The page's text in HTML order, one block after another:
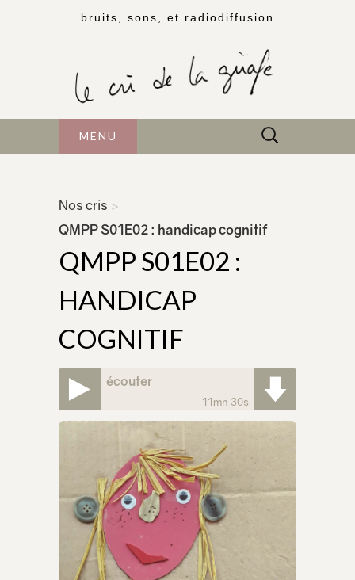
bruits, sons, et radiodiffusion
MENU Rechercher :
Nos cris >
QMPP S01E02 : handicap cognitif
QMPP S01E02 :
HANDICAP
COGNITIF
écouter
11mn 30s